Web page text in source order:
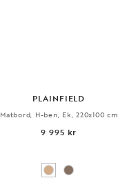
PLAINFIELD
Matbord, H-ben, Ek, 220x100 cm
9 995 kr